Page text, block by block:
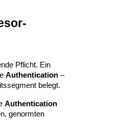
Pflicht. Ein
Authentication–
belegt.
Authentication
genormten